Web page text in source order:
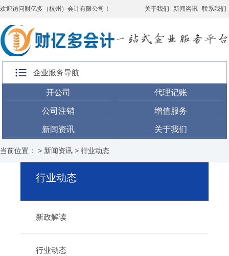
欢迎访问财亿多（杭州）会计有限公司！ 关于我们 新闻咨讯 联系我们
企业服务导航
开公司 代理记账
公司注销 增值服务
新闻资讯 关于我们
当前位置： > 新闻资讯 > 行业动态
行业动态
新政解读
行业动态